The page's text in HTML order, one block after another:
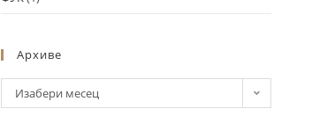
Архиве
Изабери месец